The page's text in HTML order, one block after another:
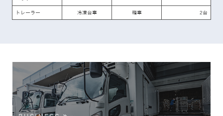
トレーラー 冷凍台車 箱車 2台